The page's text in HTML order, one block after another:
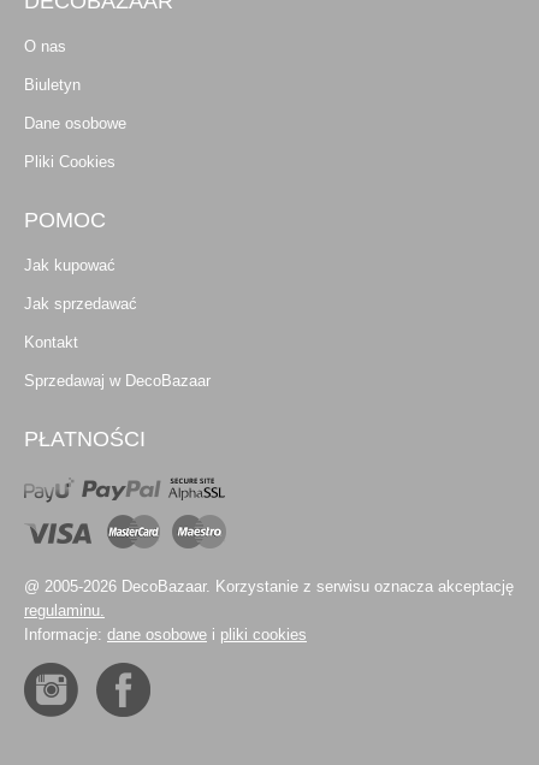
O nas
Biuletyn
Dane osobowe
Pliki Cookies
POMOC
Jak kupować
Jak sprzedawać
Kontakt
Sprzedawaj w DecoBazaar
PŁATNOŚCI
@ 2005-2026 DecoBazaar. Korzystanie z serwisu oznacza akceptację
regulaminu.
Informacje: dane osobowe i pliki cookies